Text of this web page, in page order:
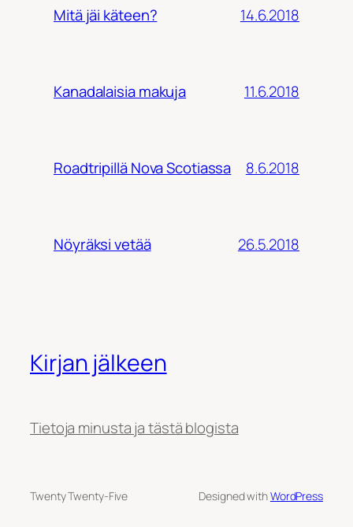
Mitä jäi käteen? 14.6.2018
Kanadalaisia makuja 11.6.2018
Roadtripillä Nova Scotiassa 8.6.2018
Nöyräksi vetää 26.5.2018
Kirjan jälkeen
Tietoja minusta ja tästä blogista
Twenty Twenty-Five Designed withWordPress